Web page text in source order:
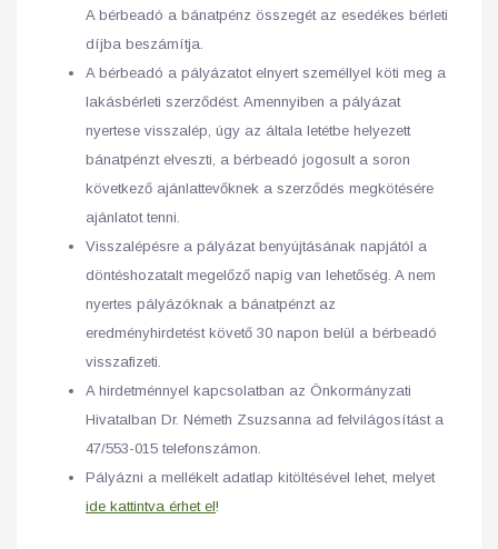
A bérbeadó a bánatpénz összegét az esedékes bérleti
díjba beszámítja.
A bérbeadó a pályázatot elnyert személlyel köti meg a
lakásbérleti szerződést. Amennyiben a pályázat
nyertese visszalép, úgy az általa letétbe helyezett
bánatpénzt elveszti, a bérbeadó jogosult a soron
következő ajánlattevőknek a szerződés megkötésére
ajánlatot tenni.
Visszalépésre a pályázat benyújtásának napjától a
döntéshozatalt megelőző napig van lehetőség. A nem
nyertes pályázóknak a bánatpénzt az
eredményhirdetést követő 30 napon belül a bérbeadó
visszafizeti.
A hirdetménnyel kapcsolatban az Önkormányzati
Hivatalban Dr. Németh Zsuzsanna ad felvilágosítást a
47/553-015 telefonszámon.
Pályázni a mellékelt adatlap kitöltésével lehet, melyet
ide kattintva érhet el!